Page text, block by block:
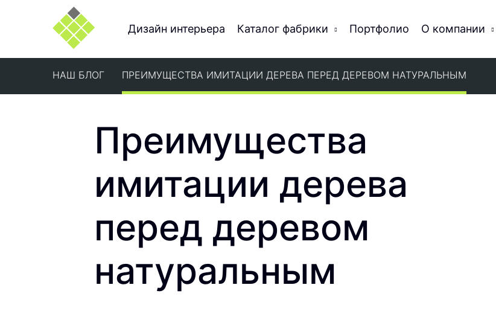
Дизайн интерьера Каталог фабрики Портфолио О компании
НАШ БЛОГ ПРЕИМУЩЕСТВА ИМИТАЦИИ ДЕРЕВА ПЕРЕД ДЕРЕВОМ НАТУРАЛЬНЫМ
Преимущества
имитации дерева
перед деревом
натуральным